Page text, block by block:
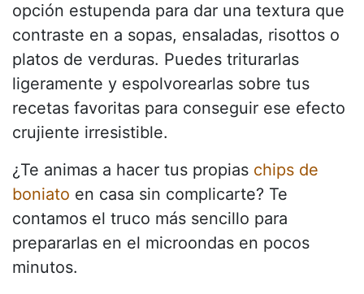
opción estupenda para dar una textura que
contraste en a sopas, ensaladas, risottos o
platos de verduras. Puedes triturarlas
ligeramente y espolvorearlas sobre tus
recetas favoritas para conseguir ese efecto
crujiente irresistible.
¿Te animas a hacer tus propias chips de
boniato en casa sin complicarte? Te
contamos el truco más sencillo para
prepararlas en el microondas en pocos
minutos.